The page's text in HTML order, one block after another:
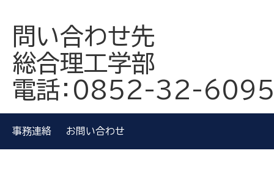
問い合わせ先
総合理工学部
電話：0852-32-6095
事務連絡 お問い合わせ